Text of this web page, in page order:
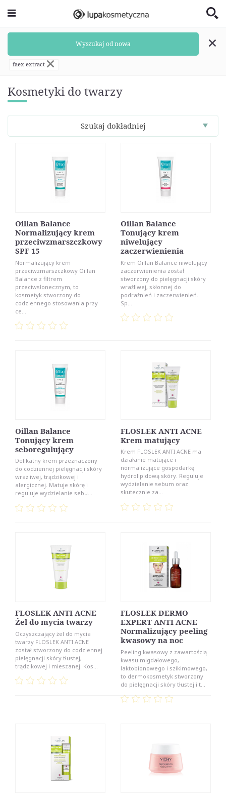
Kosmetyki do twarzy
Wyszukaj od nowa
faex extract
Szukaj dokładniej
Oillan Balance
Normalizujący krem
przeciwzmarszczkowy
SPF 15
Normalizujący krem
przeciwzmarszczkowy Oillan
Balance z filtrem
przeciwsłonecznym, to
kosmetyk stworzony do
codziennego stosowania przy
ce...
Oillan Balance
Tonujący krem
niwelujący
zaczerwienienia
Krem Oillan Balance niwelujący
zaczerwienienia został
stworzony do pielęgnacji skóry
wrażliwej, skłonnej do
podrażnień i zaczerwienień.
Sp...
Oillan Balance
Tonujący krem
seboregulujący
Delikatny krem przeznaczony
do codziennej pielęgnacji skóry
wrażliwej, trądzikowej i
alergicznej. Matuje skórę i
reguluje wydzielanie sebu...
FLOSLEK ANTI ACNE
Krem matujący
Krem FLOSLEK ANTI ACNE ma
działanie matujące i
normalizujące gospodarkę
hydrolipidową skóry. Reguluje
wydzielanie sebum oraz
skutecznie za...
FLOSLEK ANTI ACNE
Żel do mycia twarzy
Oczyszczający żel do mycia
twarzy FLOSLEK ANTI ACNE
został stworzony do codziennej
pielęgnacji skóry tłustej,
trądzikowej i mieszanej. Kos...
FLOSLEK DERMO
EXPERT ANTI ACNE
Normalizujący peeling
kwasowy na noc
Peeling kwasowy z zawartością
kwasu migdałowego,
laktobionowego i szikimowego,
to dermokosmetyk stworzony
do pielęgnacji skóry tłustej i t...